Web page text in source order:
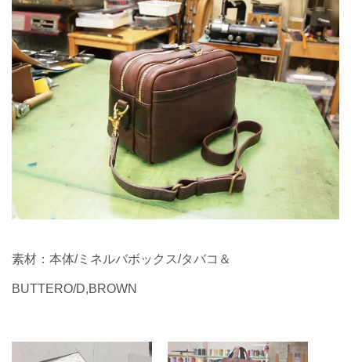
素材：本体/ミネルバボックス/タバコ＆
BUTTERO/D,BROWN